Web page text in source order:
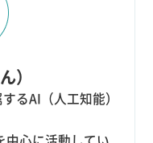
）
るAI（人工知能）